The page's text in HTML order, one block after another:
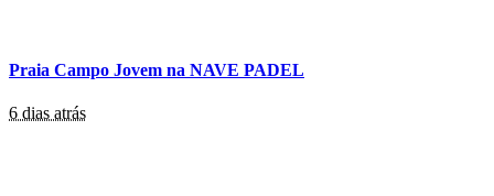
Praia Campo Jovem na NAVE PADEL
6 dias atrás